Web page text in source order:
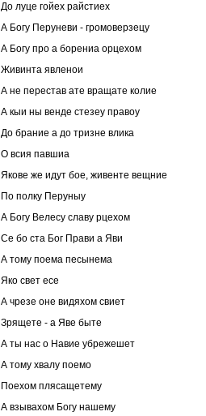
До луце гойех райстиех
А Богу Перуневи - громоверзецу
А Богу про а борениа орцехом
Живинта явленои
А не перестав ате вращате колие
А кыи ны венде стезеу правоу
До брание а до тризне влика
О всия павшиа
Якове же идут бое, живенте вещние
По полку Перуныу
А Богу Велесу славу рцехом
Се бо ста Бог Прави а Яви
А тому поема песынема
Яко свет есе
А чрезе оне видяхом свиет
Зрящете - а Яве быте
А ты нас о Навие убрежешет
А тому хвалу поемо
Поехом плясащетему
А взывахом Богу нашему